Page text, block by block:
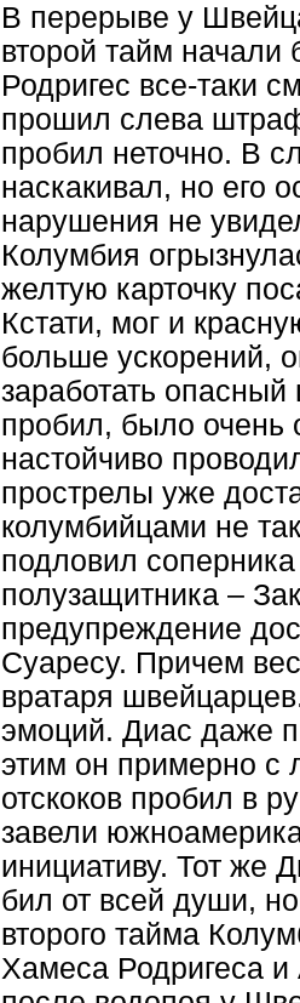
В перерыве у
второй тайм начали
Родригес все-таки
прошил слева
пробил неточно. В
наскакивал, но его
нарушения не
Колумбия
желтую карточку
Кстати, мог и
больше ускорений,
заработать
пробил, было очень
настойчиво
прострелы уже
колумбийцами не
подловил
полузащитника –
предупреждение
Суаресу. Причем
вратаря
эмоций. Диас даже
этим он примерно с
отскоков пробил в
завели
инициативу. Тот же
бил от всей души,
второго тайма
Хамеса Родригеса